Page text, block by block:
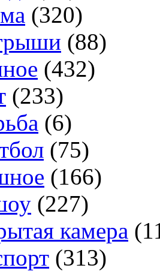
(320)
(88)
(432)
(233)
(6)
(75)
(166)
(227)
камера
(313)